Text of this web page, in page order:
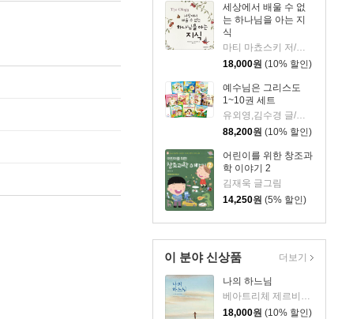
세상에서 배울 수 없
는 하나님을 아는 지
식
마티 마쵸스키 저/앤디 맥과이어 그림
18,000원 (10% 할인)
예수님은 그리스도
1~10권 세트
유외영,김수경 글/조은진 그림
88,200원 (10% 할인)
어린이를 위한 창조과
학 이야기 2
김재욱 글그림
14,250원 (5% 할인)
이 분야 신상품
나의 하느님
베아트리체 제르비니 글/소니아 마리아 루체 포센티니 그림/김지우 역
18,000원 (10% 할인)
더보기